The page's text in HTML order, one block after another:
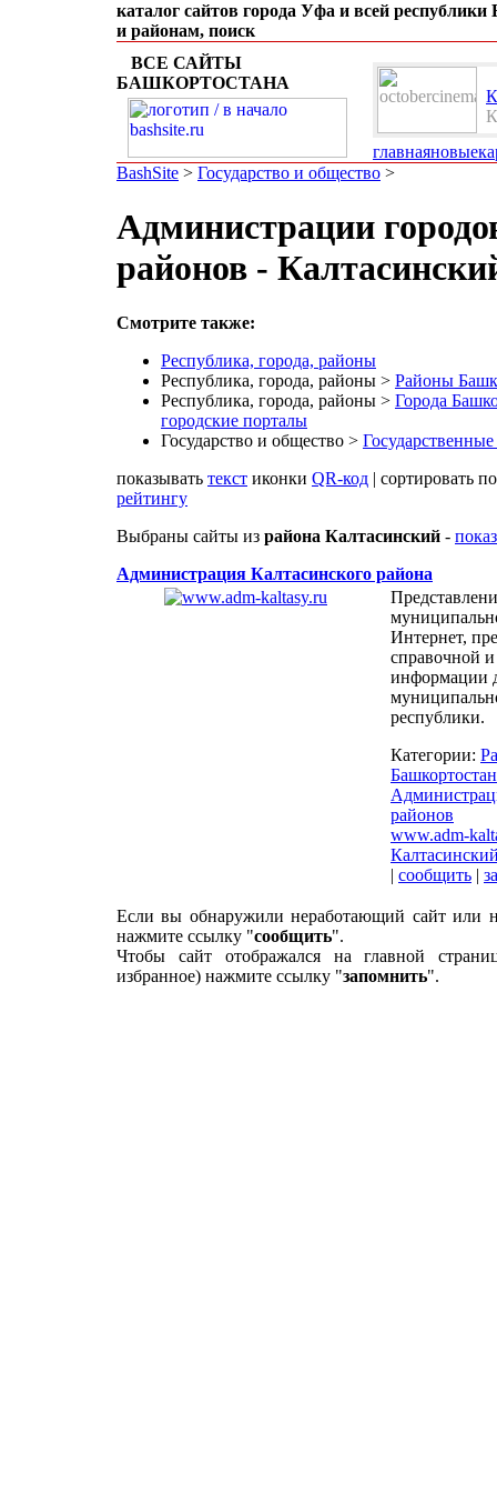
каталог сайтов города Уфа и всей
и районам, поиск
ВСЕ САЙТЫ
БАШКОРТОСТАНА
главнаяновые
BashSite > Государство и общество >
Администрации
районов -
Смотрите также:
Республика, города, районы
Республика, города, районы > Районы
Республика, города, районы > Города
городские порталы
Государство и общество >
показывать текст иконки QR-код | сортировать
рейтингу
Выбраны сайты из района Калтасинский -
Администрация Калтасинского района
Интернет,
справочной
информации
республики.
Категории:
районов
www.adm-
| сообщить |
Если вы обнаружили неработающий сайт или
нажмите ссылку "сообщить".
Чтобы сайт отображался на главной
избранное) нажмите ссылку "запомнить".